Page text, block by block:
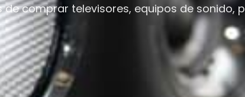
comprar televisores, equipos de sonido,